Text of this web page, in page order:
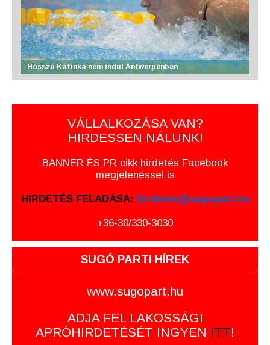
Hosszú Katinka nem indul Antwerpenben
VÁLLALKOZÁSA VAN?
HIRDESSEN NÁLUNK!
BANNER ÉS PR cikk hirdetés Facebook
megjelenéssel is
HIRDETÉS FELADÁSA: hirdetes@sugopart.hu
+36-30/330-3030
SUGÓ PARTI HÍREK
www.sugopart.hu
ADJA FEL LAKOSSÁGI
APRÓHIRDETÉSÉT INGYEN ITT!